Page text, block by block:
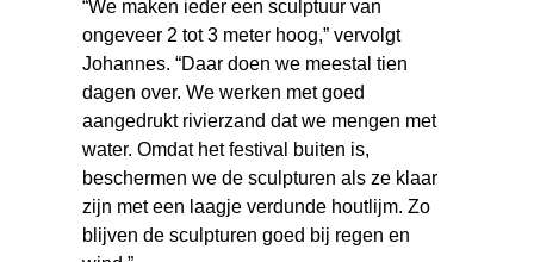
“We maken ieder een sculptuur van
ongeveer 2 tot 3 meter hoog,” vervolgt
Johannes. “Daar doen we meestal tien
dagen over. We werken met goed
aangedrukt rivierzand dat we mengen met
water. Omdat het festival buiten is,
beschermen we de sculpturen als ze klaar
zijn met een laagje verdunde houtlijm. Zo
blijven de sculpturen goed bij regen en